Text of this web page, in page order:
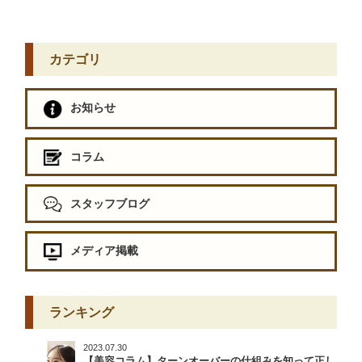
カテゴリ
お知らせ
コラム
スタッフブログ
メディア掲載
ランキング
2023.07.30